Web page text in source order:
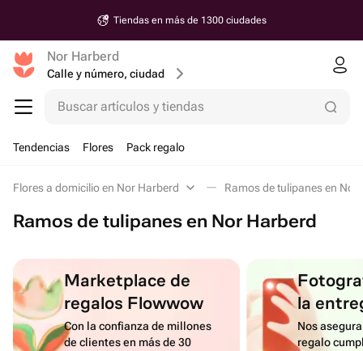
Tiendas en más de 1300 ciudades
Nor Harberd
Calle y número, ciudad
Buscar artículos y tiendas
Tendencias Flores Pack regalo
Flores a domicilio en Nor Harberd Ramos de tulipanes en Nor
Ramos de tulipanes en Nor Harberd
Marketplace de
regalos Flowwow
Con la confianza de millones
de clientes en más de 30
la
Nos
regalo